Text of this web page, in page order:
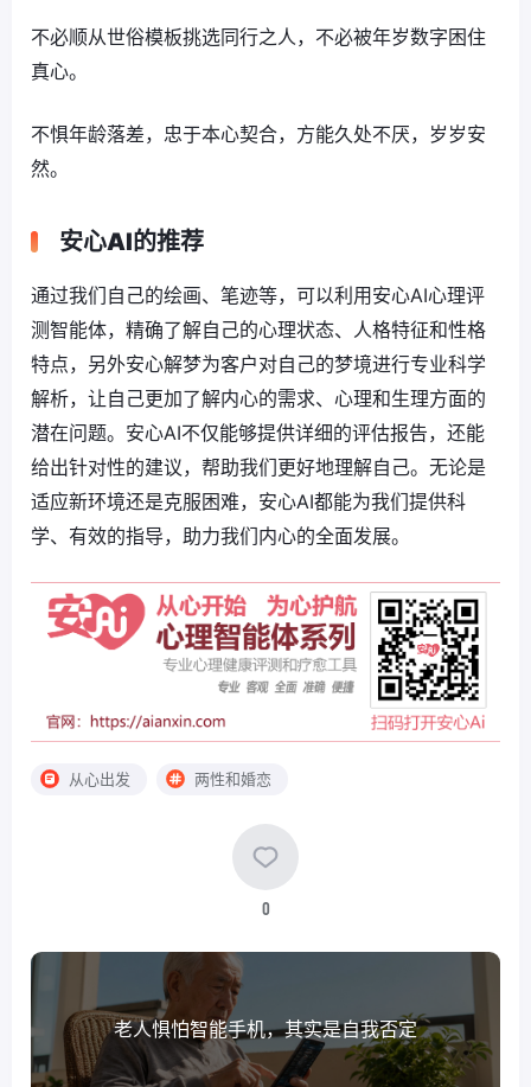
不必顺从世俗模板挑选同行之人，不必被年岁数字困住
真心。
不惧年龄落差，忠于本心契合，方能久处不厌，岁岁安
然。
安心AI的推荐
通过我们自己的绘画、笔迹等，可以利用安心AI心理评
测智能体，精确了解自己的心理状态、人格特征和性格
特点，另外安心解梦为客户对自己的梦境进行专业科学
解析，让自己更加了解内心的需求、心理和生理方面的
潜在问题。安心AI不仅能够提供详细的评估报告，还能
给出针对性的建议，帮助我们更好地理解自己。无论是
适应新环境还是克服困难，安心AI都能为我们提供科
学、有效的指导，助力我们内心的全面发展。
从心出发 两性和婚恋
0
老人惧怕智能手机，其实是自我否定